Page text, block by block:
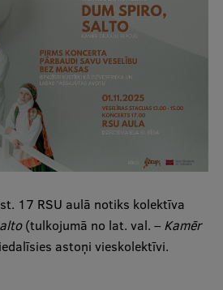
17 RSU aulā notiks kolektīva
(tulkojumā no lat. val. – Kamēr
astoņi vieskolektīvi.